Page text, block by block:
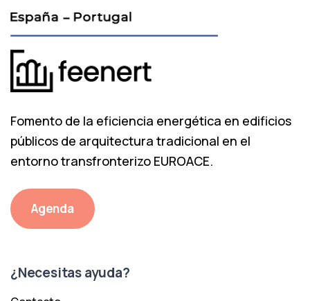
Fomento de la eficiencia energética en edificios
públicos de arquitectura tradicional en el
entorno transfronterizo EUROACE.
Agenda
¿Necesitas ayuda?